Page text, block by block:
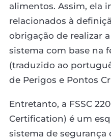
alimentos. Assim, ela
relacionados à
obrigação de realizar
sistema com base na
(traduzido ao
de Perigos e Pontos
Entretanto, a FSSC
Certification) é um
sistema de